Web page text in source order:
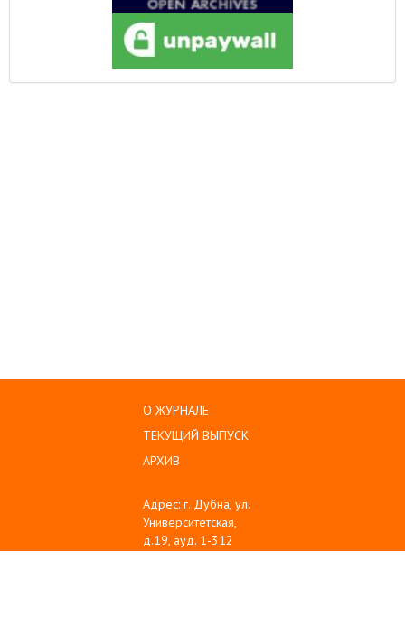
О ЖУРНАЛЕ
ТЕКУЩИЙ ВЫПУСК
АРХИВ
Адрес: г. Дубна, ул.
Университетская,
д.19, ауд. 1-312